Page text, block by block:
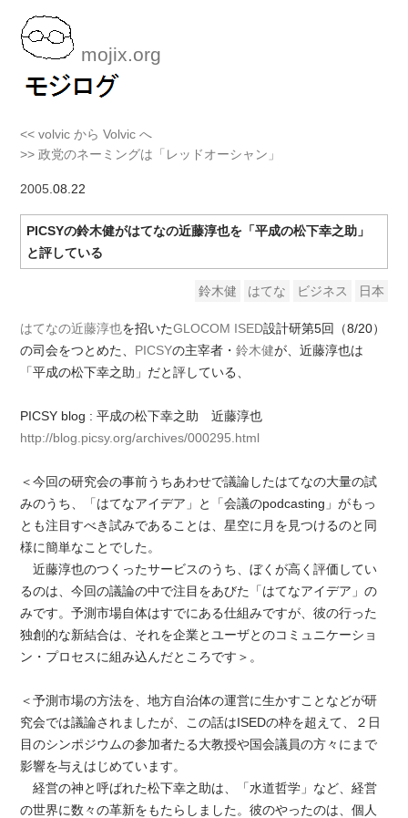
mojix.org
<< volvic から Volvic へ
>> 政党のネーミングは「レッドオーシャン」
2005 .08.22
PICSYの鈴木健がはてなの近藤淳也を「平成の松下幸之助」
と評している
鈴木健 はてな ビジネス 日本
はてなの近藤淳也を招いたGLOCOM ISED設計研第5回（8/20）
の司会をつとめた、 PICSYの主宰者・鈴木健が、近藤淳也は
「平成の松下幸之助」だと評している、
PICSY blog : 平成の松下幸之助 近藤淳也
http://blog.picsy.org/archives/000295.html
＜今回の研究会の事前うちあわせで議論したはてなの大量の試
みのうち、「はてなアイデア」と「会議のpodcasting」がもっ
とも注目すべき試みであることは、星空に月を見つけるのと同
様に簡単なことでした。
近藤淳也のつくったサービスのうち、ぼくが高く評価してい
るのは、今回の議論の中で注目をあびた「はてなアイデア」の
みです。予測市場自体はすでにある仕組みですが、彼の行った
独創的な新結合は、それを企業とユーザとのコミュニケーショ
ン・プロセスに組み込んだところです＞。
＜予測市場の方法を、地方自治体の運営に生かすことなどが研
究会では議論されましたが、この話はISEDの枠を超えて、２日
目のシンポジウムの参加者たる大教授や国会議員の方々にまで
影響を与えはじめています。
経営の神と呼ばれた松下幸之助は、「水道哲学」など、経営
の世界に数々の革新をもたらしました。彼のやったのは、個人